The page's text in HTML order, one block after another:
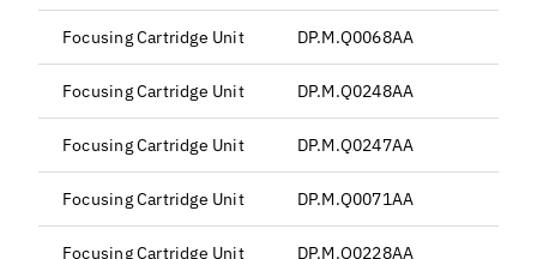
Focusing Cartridge Unit DP.M.Q0068AA
Focusing Cartridge Unit DP.M.Q0248AA
Focusing Cartridge Unit DP.M.Q0247AA
Focusing Cartridge Unit DP.M.Q0071AA
Focusing Cartridge Unit DP.M.Q0228AA